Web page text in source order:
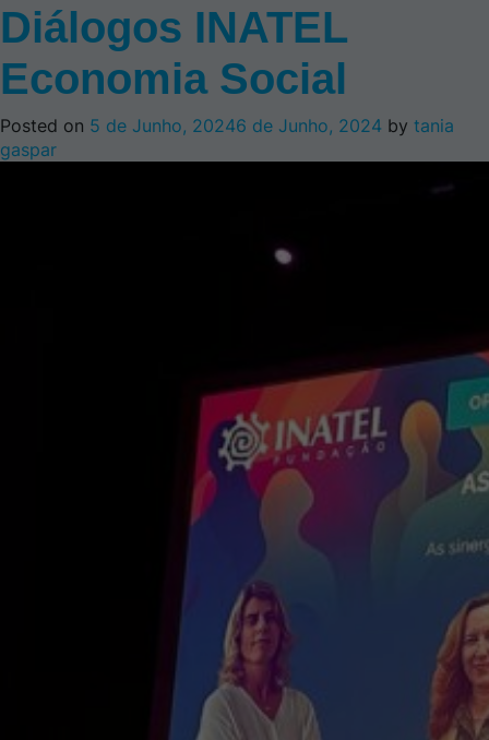
Diálogos INATEL
Economia Social
Posted on 5 de Junho, 20246 de Junho, 2024 by tania
gaspar